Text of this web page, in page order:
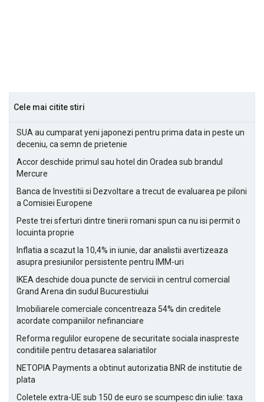
Cele mai citite stiri
SUA au cumparat yeni japonezi pentru prima data in peste un
deceniu, ca semn de prietenie
Accor deschide primul sau hotel din Oradea sub brandul
Mercure
Banca de Investitii si Dezvoltare a trecut de evaluarea pe piloni
a Comisiei Europene
Peste trei sferturi dintre tinerii romani spun ca nu isi permit o
locuinta proprie
Inflatia a scazut la 10,4% in iunie, dar analistii avertizeaza
asupra presiunilor persistente pentru IMM-uri
IKEA deschide doua puncte de servicii in centrul comercial
Grand Arena din sudul Bucurestiului
Imobiliarele comerciale concentreaza 54% din creditele
acordate companiilor nefinanciare
Reforma regulilor europene de securitate sociala inaspreste
conditiile pentru detasarea salariatilor
NETOPIA Payments a obtinut autorizatia BNR de institutie de
plata
Coletele extra-UE sub 150 de euro se scumpesc din iulie: taxa